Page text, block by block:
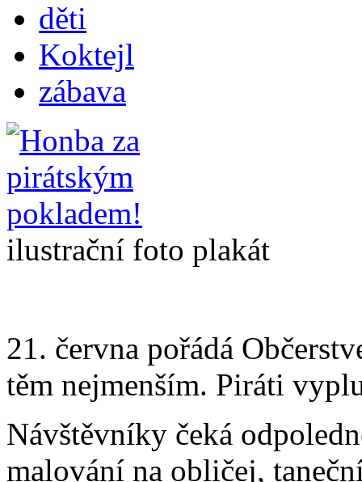
děti
Koktejl
zábava
ilustrační foto plakát
21. června pořádá
těm nejmenším. Piráti
Návštěvníky čeká
malování na obličej,